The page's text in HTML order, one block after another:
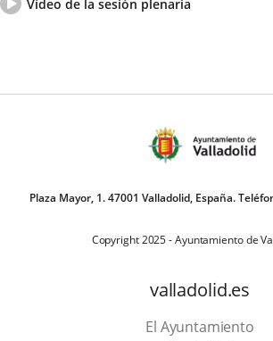
del
Vídeo de la sesión plenaria
Plaza Mayor, 1. 47001 Valladolid, España.
Copyright 2025 - Ayuntamiento de
valladolid.es
El Ayuntamiento